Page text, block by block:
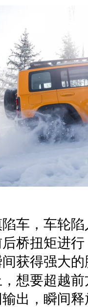
车，车轮
桥扭矩进行
获得强大
想要超越
出，瞬间